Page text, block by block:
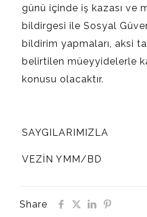
günü içinde iş kazası ve
bildirgesi ile Sosyal
bildirim yapmaları, aksi
belirtilen müeyyidelerle
konusu olacaktır.
SAYGILARIMIZLA
VEZİN YMM/BD
Share